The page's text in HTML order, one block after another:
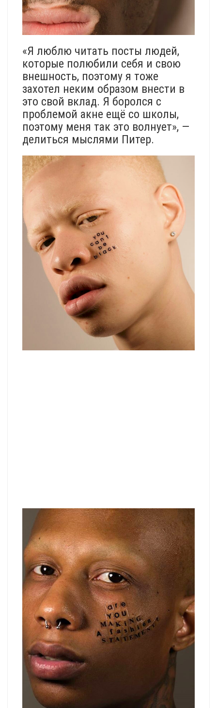
«Я люблю читать посты людей,
которые полюбили себя и свою
внешность, поэтому я тоже
захотел неким образом внести в
это свой вклад. Я боролся с
проблемой акне ещё со школы,
поэтому меня так это волнует», —
делиться мыслями Питер.